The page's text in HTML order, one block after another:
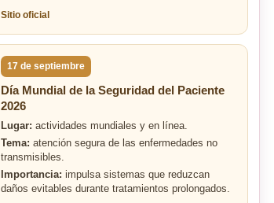
Sitio oficial
17 de septiembre
Día Mundial de la Seguridad del Paciente
2026
Lugar: actividades mundiales y en línea.
Tema: atención segura de las enfermedades no
transmisibles.
Importancia: impulsa sistemas que reduzcan
daños evitables durante tratamientos prolongados.